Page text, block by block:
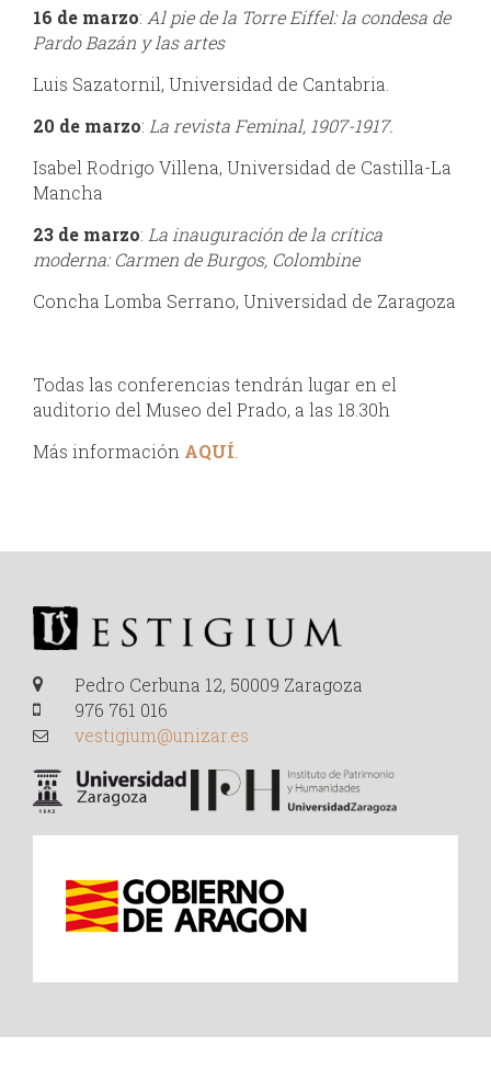
16 de marzo: Al pie de la Torre Eiffel: la condesa de
Pardo Bazán y las artes
Luis Sazatornil, Universidad de Cantabria.
20 de marzo: La revista Feminal, 1907-1917.
Isabel Rodrigo Villena, Universidad de Castilla-La
Mancha
23 de marzo: La inauguración de la crítica
moderna: Carmen de Burgos, Colombine
Concha Lomba Serrano, Universidad de Zaragoza
Todas las conferencias tendrán lugar en el
auditorio del Museo del Prado, a las 18.30h
Más información AQUÍ.
Pedro Cerbuna 12, 50009 Zaragoza
976 761 016
vestigium@unizar.es